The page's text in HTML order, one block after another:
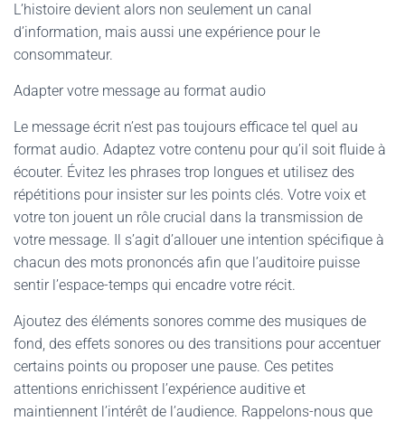
L’histoire devient alors non seulement un canal
d’information, mais aussi une expérience pour le
consommateur.
Adapter votre message au format audio
Le message écrit n’est pas toujours efficace tel quel au
format audio. Adaptez votre contenu pour qu’il soit fluide à
écouter. Évitez les phrases trop longues et utilisez des
répétitions pour insister sur les points clés. Votre voix et
votre ton jouent un rôle crucial dans la transmission de
votre message. Il s’agit d’allouer une intention spécifique à
chacun des mots prononcés afin que l’auditoire puisse
sentir l’espace-temps qui encadre votre récit.
Ajoutez des éléments sonores comme des musiques de
fond, des effets sonores ou des transitions pour accentuer
certains points ou proposer une pause. Ces petites
attentions enrichissent l’expérience auditive et
maintiennent l’intérêt de l’audience. Rappelons-nous que